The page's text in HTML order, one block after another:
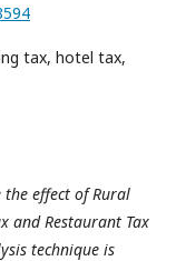
tax, hotel tax,
effect of Rural
and Restaurant Tax
technique is